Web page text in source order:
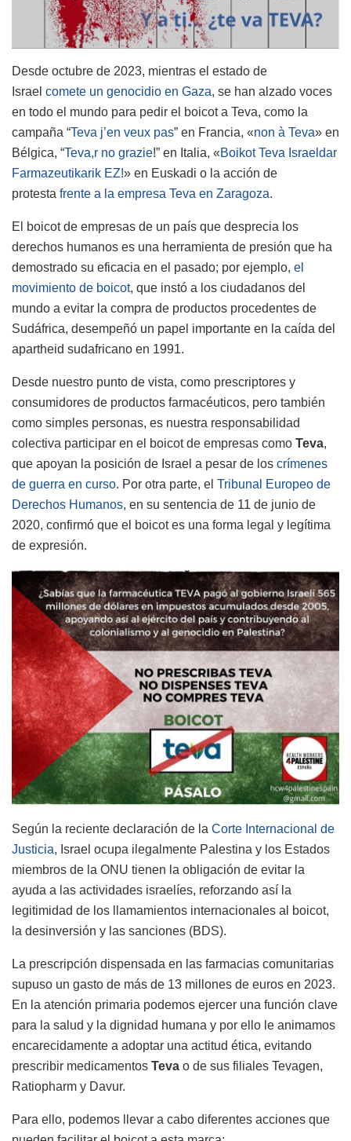
Desde octubre de 2023, mientras el estado de
Israel comete un genocidio en Gaza, se han alzado voces
en todo el mundo para pedir el boicot a Teva, como la
campaña “Teva j’en veux pas” en Francia, «non à Teva» en
Bélgica, “Teva,r no grazie!” en Italia, «Boikot Teva Israeldar
Farmazeutikarik EZ!» en Euskadi o la acción de
protesta frente a la empresa Teva en Zaragoza.
El boicot de empresas de un país que desprecia los
derechos humanos es una herramienta de presión que ha
demostrado su eficacia en el pasado; por ejemplo, el
movimiento de boicot, que instó a los ciudadanos del
mundo a evitar la compra de productos procedentes de
Sudáfrica, desempeñó un papel importante en la caída del
apartheid sudafricano en 1991.
Desde nuestro punto de vista, como prescriptores y
consumidores de productos farmacéuticos, pero también
como simples personas, es nuestra responsabilidad
colectiva participar en el boicot de empresas como Teva,
que apoyan la posición de Israel a pesar de los crímenes
de guerra en curso. Por otra parte, el Tribunal Europeo de
Derechos Humanos, en su sentencia de 11 de junio de
2020, confirmó que el boicot es una forma legal y legítima
de expresión.
Según la reciente declaración de la Corte Internacional de
Justicia, Israel ocupa ilegalmente Palestina y los Estados
miembros de la ONU tienen la obligación de evitar la
ayuda a las actividades israelíes, reforzando así la
legitimidad de los llamamientos internacionales al boicot,
la desinversión y las sanciones (BDS).
La prescripción dispensada en las farmacias comunitarias
supuso un gasto de más de 13 millones de euros en 2023.
En la atención primaria podemos ejercer una función clave
para la salud y la dignidad humana y por ello le animamos
encarecidamente a adoptar una actitud ética, evitando
prescribir medicamentos Teva o de sus filiales Tevagen,
Ratiopharm y Davur.
Para ello, podemos llevar a cabo diferentes acciones que